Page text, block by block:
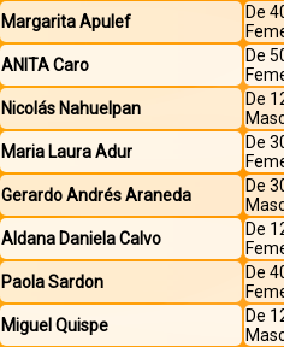
Margarita Apulef
De
ANITA Caro
De
Nicolás Nahuelpan
De
Maria Laura Adur
De
Gerardo Andrés Araneda
De
Aldana Daniela Calvo
De
Paola Sardon
De
Miguel Quispe
De